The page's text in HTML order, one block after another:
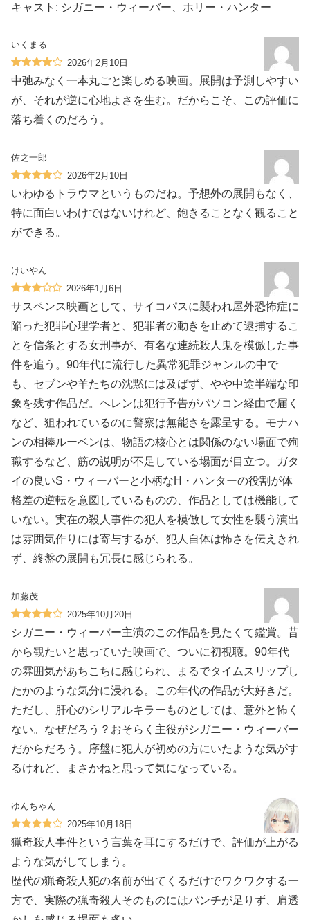
キャスト: シガニー・ウィーバー、ホリー・ハンター
いくまる
2026年2月10日
中弛みなく一本丸ごと楽しめる映画。展開は予測しやすい
が、それが逆に心地よさを生む。だからこそ、この評価に
落ち着くのだろう。
佐之一郎
2026年2月10日
いわゆるトラウマというものだね。予想外の展開もなく、
特に面白いわけではないけれど、飽きることなく観ること
ができる。
けいやん
2026年1月6日
サスペンス映画として、サイコパスに襲われ屋外恐怖症に
陥った犯罪心理学者と、犯罪者の動きを止めて逮捕するこ
とを信条とする女刑事が、有名な連続殺人鬼を模倣した事
件を追う。90年代に流行した異常犯罪ジャンルの中で
も、セブンや羊たちの沈黙には及ばず、やや中途半端な印
象を残す作品だ。ヘレンは犯行予告がパソコン経由で届く
など、狙われているのに警察は無能さを露呈する。モナハ
ンの相棒ルーベンは、物語の核心とは関係のない場面で殉
職するなど、筋の説明が不足している場面が目立つ。ガタ
イの良いS・ウィーバーと小柄なH・ハンターの役割が体
格差の逆転を意図しているものの、作品としては機能して
いない。実在の殺人事件の犯人を模倣して女性を襲う演出
は雰囲気作りには寄与するが、犯人自体は怖さを伝えきれ
ず、終盤の展開も冗長に感じられる。
加藤茂
2025年10月20日
シガニー・ウィーバー主演のこの作品を見たくて鑑賞。昔
から観たいと思っていた映画で、ついに初視聴。90年代
の雰囲気があちこちに感じられ、まるでタイムスリップし
たかのような気分に浸れる。この年代の作品が大好きだ。
ただし、肝心のシリアルキラーものとしては、意外と怖く
ない。なぜだろう？おそらく主役がシガニー・ウィーバー
だからだろう。序盤に犯人が初めの方にいたような気がす
るけれど、まさかねと思って気になっている。
ゆんちゃん
2025年10月18日
猟奇殺人事件という言葉を耳にするだけで、評価が上がる
ような気がしてしまう。
歴代の猟奇殺人犯の名前が出てくるだけでワクワクする一
方で、実際の猟奇殺人そのものにはパンチが足りず、肩透